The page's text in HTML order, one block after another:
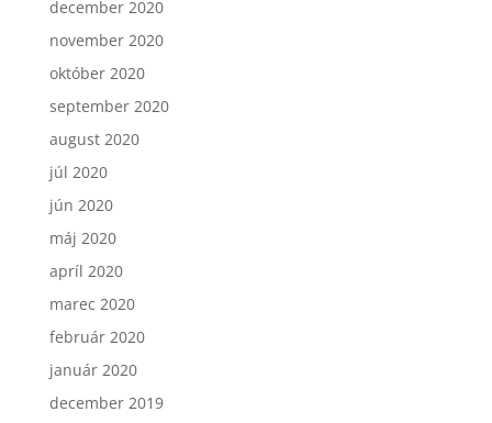
december 2020
november 2020
október 2020
september 2020
august 2020
júl 2020
jún 2020
máj 2020
apríl 2020
marec 2020
február 2020
január 2020
december 2019